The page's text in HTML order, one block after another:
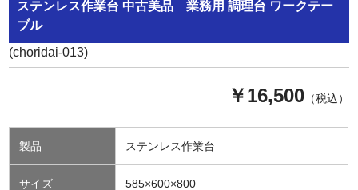
ステンレス作業台 中古美品 業務用 調理台 ワークテー
ブル
(choridai-013)
￥16,500（税込）
製品 ステンレス作業台
サイズ 585×600×800